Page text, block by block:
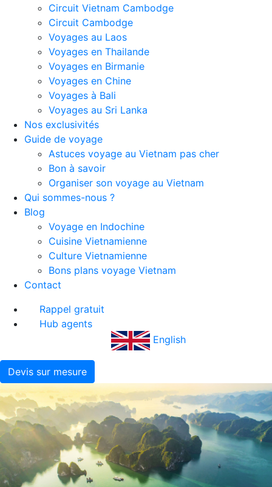
Circuit Vietnam Cambodge
Circuit Cambodge
Voyages au Laos
Voyages en Thailande
Voyages en Birmanie
Voyages en Chine
Voyages à Bali
Voyages au Sri Lanka
Nos exclusivités
Guide de voyage
Astuces voyage au Vietnam pas cher
Bon à savoir
Organiser son voyage au Vietnam
Qui sommes-nous ?
Blog
Voyage en Indochine
Cuisine Vietnamienne
Culture Vietnamienne
Bons plans voyage Vietnam
Contact
Rappel gratuit
Hub agents
English
Devis sur mesure